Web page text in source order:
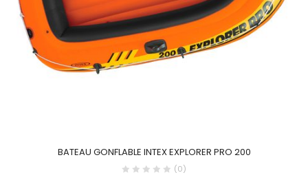
BATEAU GONFLABLE INTEX EXPLORER PRO 200
(0)